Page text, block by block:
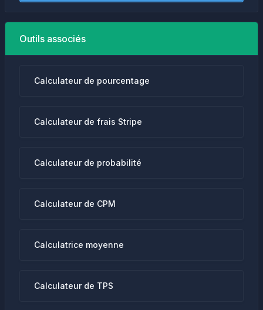
Outils associés
Calculateur de pourcentage
Calculateur de frais Stripe
Calculateur de probabilité
Calculateur de CPM
Calculatrice moyenne
Calculateur de TPS